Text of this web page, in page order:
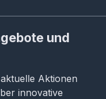
und
Aktionen
innovative